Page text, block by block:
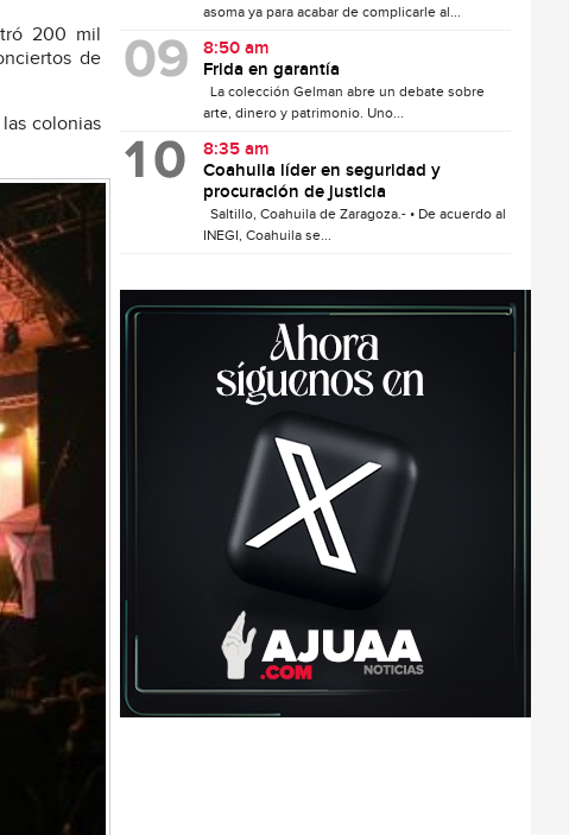
200 mil
de
colonias
asoma ya para acabar de complicarle al...
8:50 am
Frida en garantía
La colección Gelman abre un debate sobre
arte, dinero y patrimonio. Uno...
8:35 am
Coahuila líder en seguridad y
procuración de justicia
Saltillo, Coahuila de Zaragoza.- • De acuerdo al
INEGI, Coahuila se...